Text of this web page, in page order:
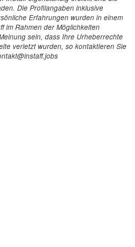
Die Profilangaben inklusive
Erfahrungen wurden in einem
im Rahmen der Möglichkeiten
sein, dass Ihre Urheberrechte
verletzt wurden, so kontaktieren Sie